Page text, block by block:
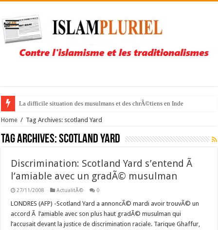
La difficile situation des musulmans et des chrÃ©tiens en Inde
Home / Tag Archives: scotland Yard
Tag Archives:scotland Yard
Discrimination: Scotland Yard s’entend Ã
l’amiable avec un gradÃ© musulman
27/11/2008 ActualitÃ© 0
LONDRES (AFP) -Scotland Yard a annoncÃ© mardi avoir trouvÃ© un
accord Ã l’amiable avec son plus haut gradÃ© musulman qui
l’accusait devant la justice de discrimination raciale. Tarique Ghaffur,